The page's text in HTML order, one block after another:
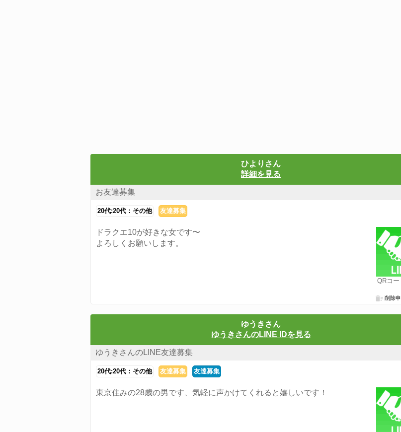
ひよりさん
詳細を見る
お友達募集
20代:20代：その他 友達募集
QRコー
ドラクエ10が好きな女です〜
よろしくお願いします。
削除
ゆうきさん
ゆうきさんのLINE IDを見る
ゆうきさんのLINE友達募集
20代:20代：その他 友達募集 友達募集
東京住みの28歳の男です、気軽に声かけてくれると嬉しいです！